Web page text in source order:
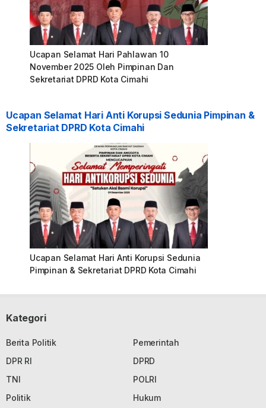
Ucapan Selamat Hari Pahlawan 10
November 2025 Oleh Pimpinan Dan
Sekretariat DPRD Kota Cimahi
Ucapan Selamat Hari Anti Korupsi Sedunia Pimpinan &
Sekretariat DPRD Kota Cimahi
Ucapan Selamat Hari Anti Korupsi Sedunia
Pimpinan & Sekretariat DPRD Kota Cimahi
Kategori
Berita Politik
Pemerintah
DPR RI
DPRD
TNI
POLRI
Politik
Hukum